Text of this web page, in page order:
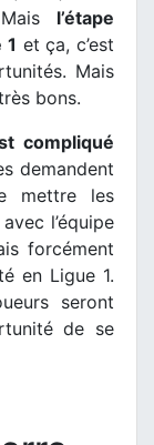
l’étape
1 et ça, c’est
Mais
bons.
compliqué
demandent
mettre les
l’équipe
forcément
en Ligue 1.
seront
de se